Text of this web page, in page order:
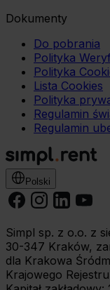
Dokumenty
Do pobrania
Polityka
Polityka
Lista Cookies
Polityka
Regulamin
Regulamin
Polski
Simpl sp. z o.o. z
30-347 Kraków,
dla Krakowa
Krajowego